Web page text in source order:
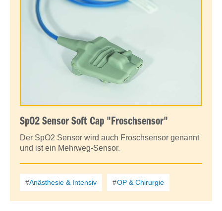
SpO2 Sensor Soft Cap "Froschsensor"
Der SpO2 Sensor wird auch Froschsensor genannt
und ist ein Mehrweg-Sensor.
Anästhesie & Intensiv OP & Chirurgie